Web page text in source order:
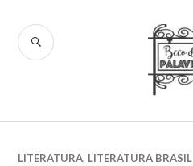
content
SEARCH
LITERATURA, LITERATURA